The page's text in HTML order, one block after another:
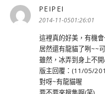
PEIPEI
示:
2014-11-0501:26:01
這裡真的好美，有機
居然還有龍貓了咧~~
雖然，冰弄到身上不
版主回覆：(11/05/
對呀~有龍貓喔